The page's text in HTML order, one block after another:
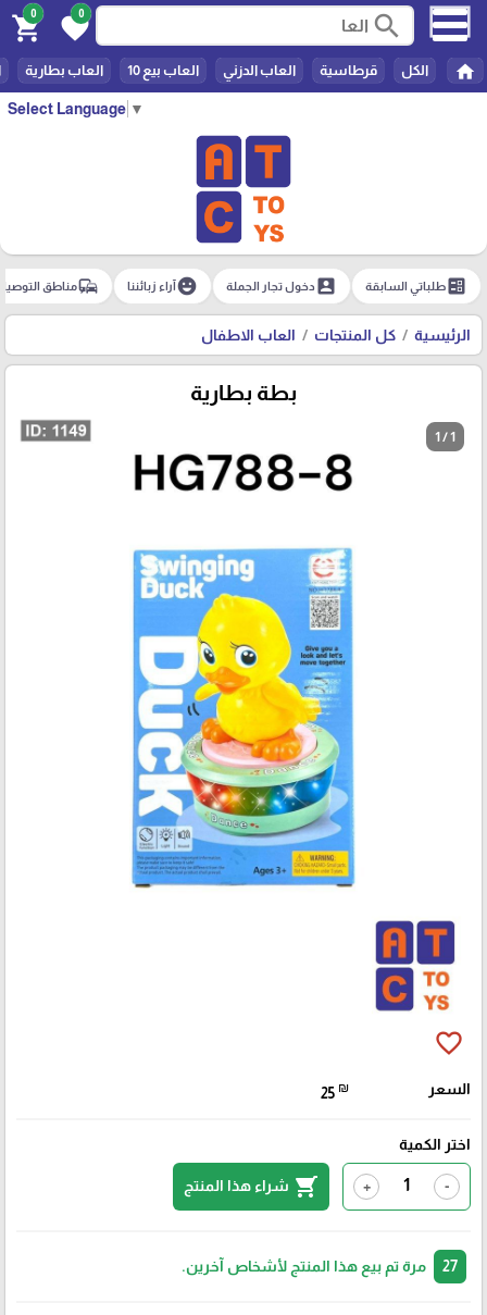
Select Language ▼
search
0
favorite
0
shopping_cart
home الكل قرطاسية العاب الدزني العاب بيع 10 العاب بطارية
ballotطلباتي السابقة account_boxدخول تجار الجملة emoji_emotionsآراء زبائننا commuteمناطق
الرئيسية كل المنتجات العاب الاطفال
بطة بطارية
1 / 1
favorite_border
السعر 25 ₪
اختر الكمية
-
+
shopping_cart شراء هذا المنتج
مرة تم بيع هذا المنتج لأشخاص آخرين.